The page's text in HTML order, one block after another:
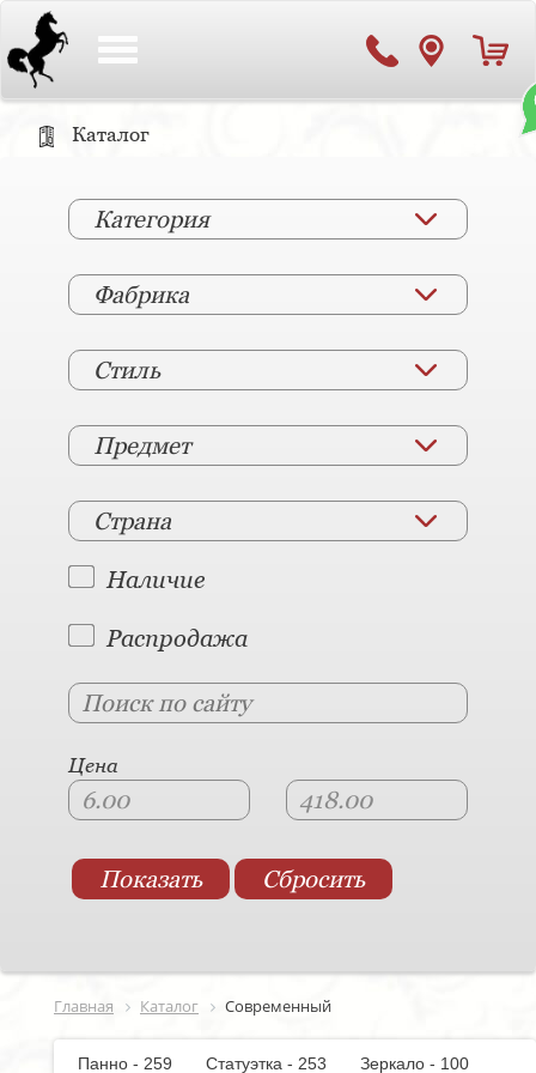
Каталог
Категория
Фабрика
Стиль
Предмет
Страна
Наличие
Распродажа
Цена
Главная Каталог Современный
Панно - 259 Статуэтка - 253
Зеркало - 100